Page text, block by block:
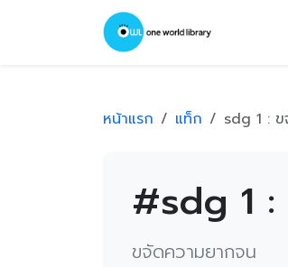
หน้าแรก แท็ก sdg 1 :
#sdg 1 :
ขจัดความยากจน